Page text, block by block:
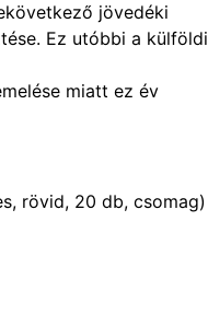
jövedéki
Ez utóbbi a külföldi
miatt ez év
rövid, 20 db, csomag)